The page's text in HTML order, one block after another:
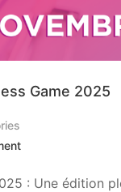
Game 2025
: Une édition